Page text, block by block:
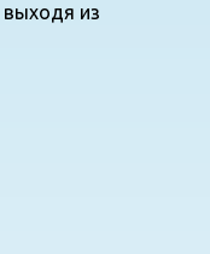
выходя из